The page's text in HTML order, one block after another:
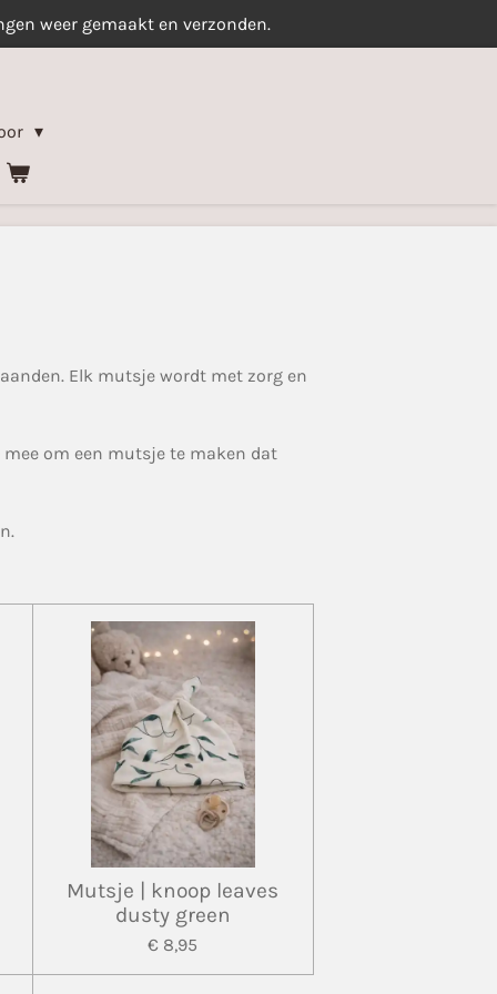
weer gemaakt en verzonden.
Elk mutsje wordt met zorg en
om een mutsje te maken dat
Mutsje | knoop leaves
dusty green
€ 8,95